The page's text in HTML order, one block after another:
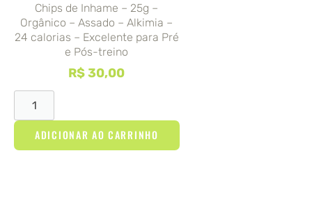
Chips de Inhame – 25g –
Orgânico – Assado – Alkimia –
24 calorias – Excelente para Pré
e Pós-treino
R$30,00
ADICIONAR AO CARRINHO